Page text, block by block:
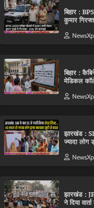
बिहार :
कुमार
बिहार :
मेडिकल
झारखंड :
ज्यादा लोग
झारखंड :
ने दिया